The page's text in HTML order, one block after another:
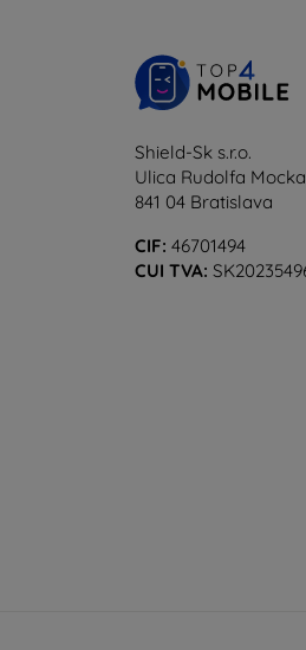
Shield-Sk s.r.o.
Ulica Rudolfa
841 04 Bratislava
CIF: 46701494
CUI TVA: